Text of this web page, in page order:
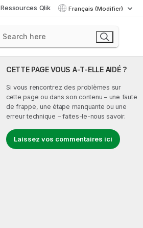
Ressources Qlik Français (Modifier)
CETTE PAGE VOUS A-T-ELLE AIDÉ ?
Si vous rencontrez des problèmes sur
cette page ou dans son contenu – une faute
de frappe, une étape manquante ou une
erreur technique – faites-le-nous savoir.
Laissez vos commentaires ici